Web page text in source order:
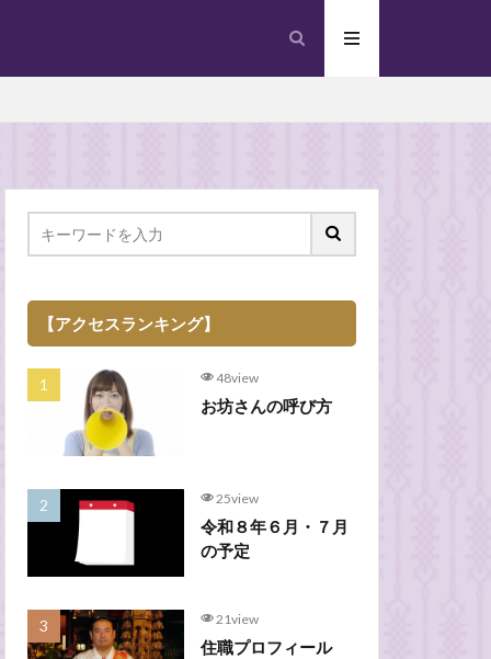
【アクセスランキング】
48view
お坊さんの呼び方
25view
令和８年６月・７月
の予定
21view
住職プロフィール